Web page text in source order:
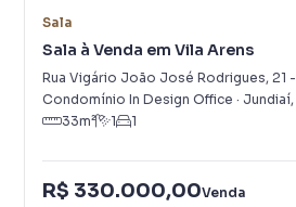
Sala
Sala à Venda em Vila Arens
Rua Vigário João José Rodrigues, 21 -
Condomínio In Design Office · Jundiaí,
33m² 1 1
R$ 330.000,00Venda